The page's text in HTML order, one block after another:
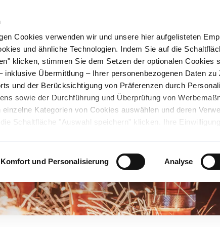
Cookies verwenden wir und unsere hier aufgelisteten
und ähnliche Technologien. Indem Sie auf die
klicken, stimmen Sie dem Setzen der optionalen Cookies
inklusive Übermittlung – Ihrer personenbezogenen Daten zu
und der Berücksichtigung von Präferenzen durch
sowie der Durchführung und Überprüfung von
Kategorien von Cookies auswählen und deren
Schaltfläche "Auswahl speichern" klicken. Ihre
können und Ihre Datenschutzrechte eingeschränkt sind.
Cookies und ähnlichen Technologien sowie zur
z.B. zu den verarbeiteten Daten, den Speicherdauern und
durch Anklicken von "Details zeigen" oder durch Aufrufen
, die am Ende der Webseite verlinkt ist, wählen und
Komfort und Personalisierung Analyse
Nexigen® Nachhaltigkeit Standorte